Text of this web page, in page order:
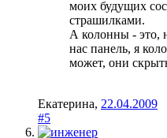
моих будущих
страшилками.
А колонны - это,
нас панель, я
может, они
Екатерина, 22.04.2009
#5